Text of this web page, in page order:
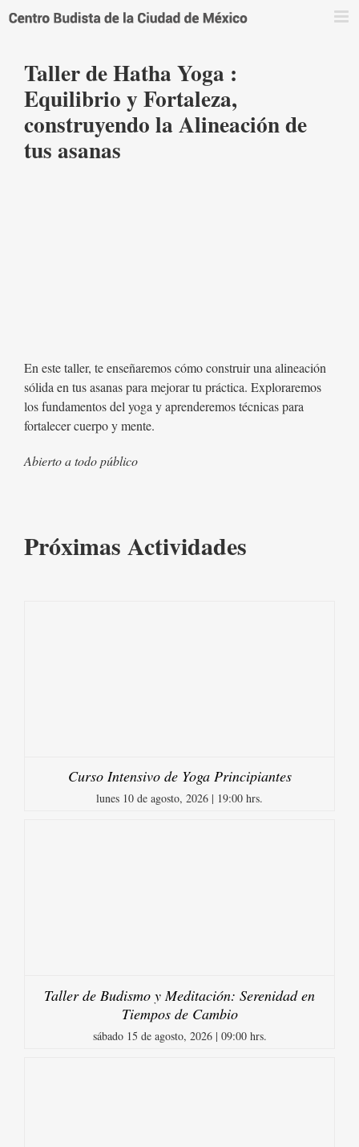
Taller de Hatha Yoga :
Equilibrio y Fortaleza,
construyendo la Alineación de
tus asanas
En este taller, te enseñaremos cómo construir una alineación
sólida en tus asanas para mejorar tu práctica. Exploraremos
los fundamentos del yoga y aprenderemos técnicas para
fortalecer cuerpo y mente.
Abierto a todo público
Próximas Actividades
Curso Intensivo de Yoga Principiantes
lunes 10 de agosto, 2026 | 19:00 hrs.
Taller de Budismo y Meditación: Serenidad en
Tiempos de Cambio
sábado 15 de agosto, 2026 | 09:00 hrs.